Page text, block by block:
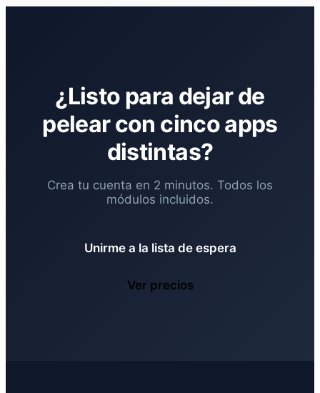
¿Listo para dejar de
pelear con cinco apps
distintas?
Crea tu cuenta en 2 minutos. Todos los
módulos incluidos.
Unirme a la lista de espera
Ver precios